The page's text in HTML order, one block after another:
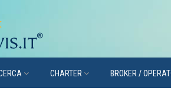
CHARTER BROKER /